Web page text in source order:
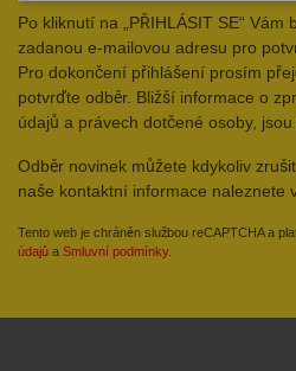
Po kliknutí na „PŘIHLÁSIT SE“ Vám
zadanou e-mailovou adresu pro
Pro dokončení přihlášení prosím
potvrďte odběr. Bližší informace o
údajů a právech dotčené osoby,
Odběr novinek můžete kdykoliv
naše kontaktní informace naleznete
Tento web je chráněn službou reCAPTCHA a
údajů a Smluvní podmínky.